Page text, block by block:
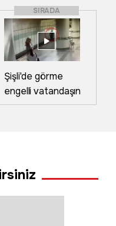
SIRADA
Şişli'de görme
engelli vatandaşın
metro raylarına